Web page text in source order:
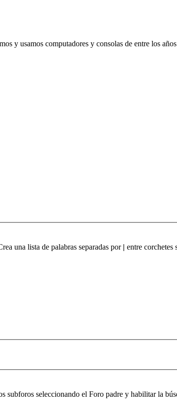
y usamos computadores y consolas de entre los
una lista de palabras separadas por | entre corchetes
subforos seleccionando el Foro padre y habilitar la